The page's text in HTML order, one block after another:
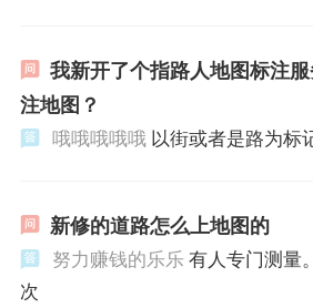
我新开了个指路人地图标注
注地图？
哦哦哦哦哦 以街或者是路为标
新修的道路怎么上地图的
努力赚钱的乐乐 有人专门测量
次